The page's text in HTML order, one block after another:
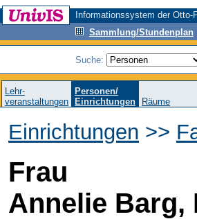
Informationssystem der
Sammlung/Stundenplan
Suche:
Lehr-
veranstaltungen
Personen/
Einrichtungen
Räume
Einrichtungen >>
Frau
Annelie Barg,